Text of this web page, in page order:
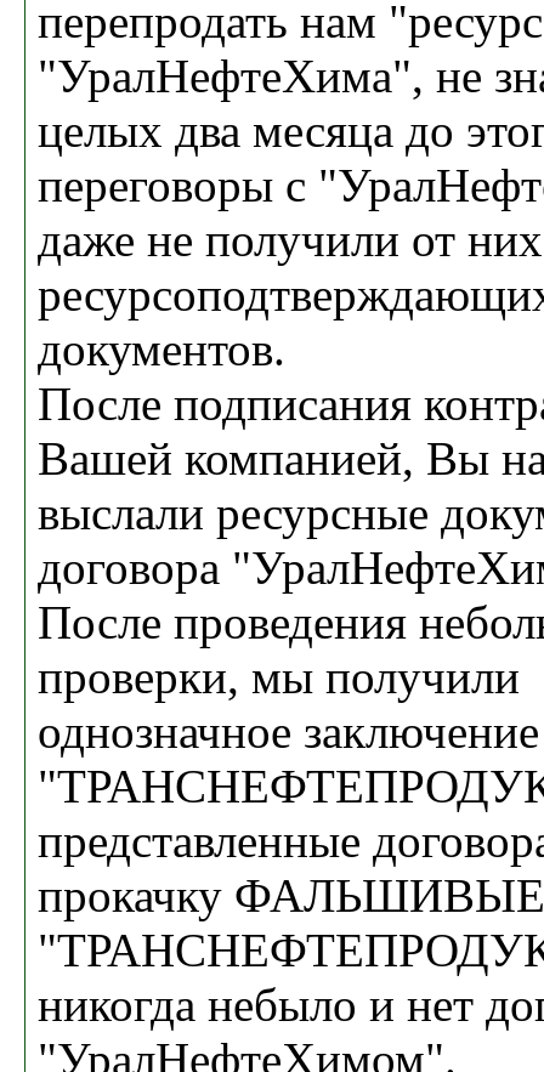
перепродать нам
"УралНефтеХима", не
целых два месяца до
переговоры с
даже не получили от них
документов.
После подписания
Вашей компанией, Вы
выслали ресурсные
договора
После проведения
проверки, мы получили
однозначное заключение
представленные
прокачку
никогда небыло и нет
"УралНефтеХимом".